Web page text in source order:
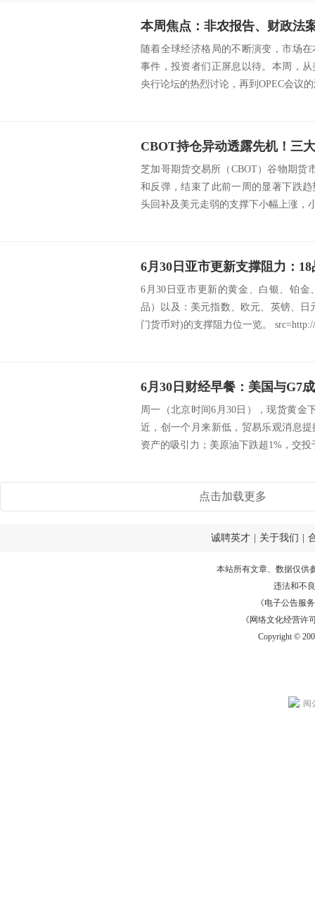
随着全球经济格局的不断演变，市场
事件，投资者们正屏息以待。本周，
央行论坛的热烈讨论，再到OPEC会议
芝加哥期货交易所（CBOT）谷物期货
和反弹，结束了此前一周的显著下跌
头回补及美元走弱的支撑下小幅上涨，
6月30日亚市更新的黄金、白银、铂
品）以及：美元指数、欧元、英镑、
门货币对)的支撑阻力位一览。
周一（北京时间6月30日），现货黄金
近，创一个月来新低，贸易乐观消息
资产的吸引力；美原油下跌超1%，交
点击加载更多
诚聘英才 关于我们
本站所有文章、数据仅供
违法和不
《电子公告服务
《网络文化经营许
Copyright ©
闽